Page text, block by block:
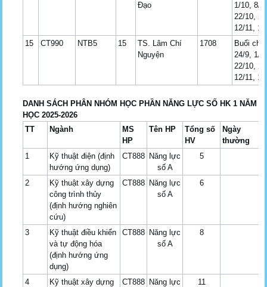
Đạo
1/10, 8/
22/10,
12/11,
15
CT990 NTB5 15
TS. Lâm Chí
Nguyện
1708
Buổi
24/9, 1/
22/10,
12/11,
DANH SÁCH PHÂN NHÓM HỌC PHẦN NĂNG LỰC SỐ HK 1 NĂM
HỌC 2025-2026
TT
Ngành
MS
HP
Tên HP
Tổng số
HV
Ngày
thường
1
Kỹ thuật điện (định
hướng ứng dụng)
CT888 Năng lực
số A
5
2
Kỹ thuật xây dựng
công trình thủy
(định hướng nghiên
cứu)
CT888 Năng lực
số A
6
3
Kỹ thuật điều khiển
và tự động hóa
(định hướng ứng
dụng)
CT888 Năng lực
số A
8
4
Kỹ thuật xây dựng
CT888 Năng lực
11